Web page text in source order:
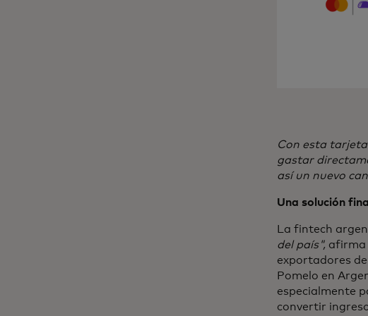
Con esta
gastar
así un nuevo
Una solución
La fintech
del país", afirma
exportadores
Pomelo en
especialmente
convertir